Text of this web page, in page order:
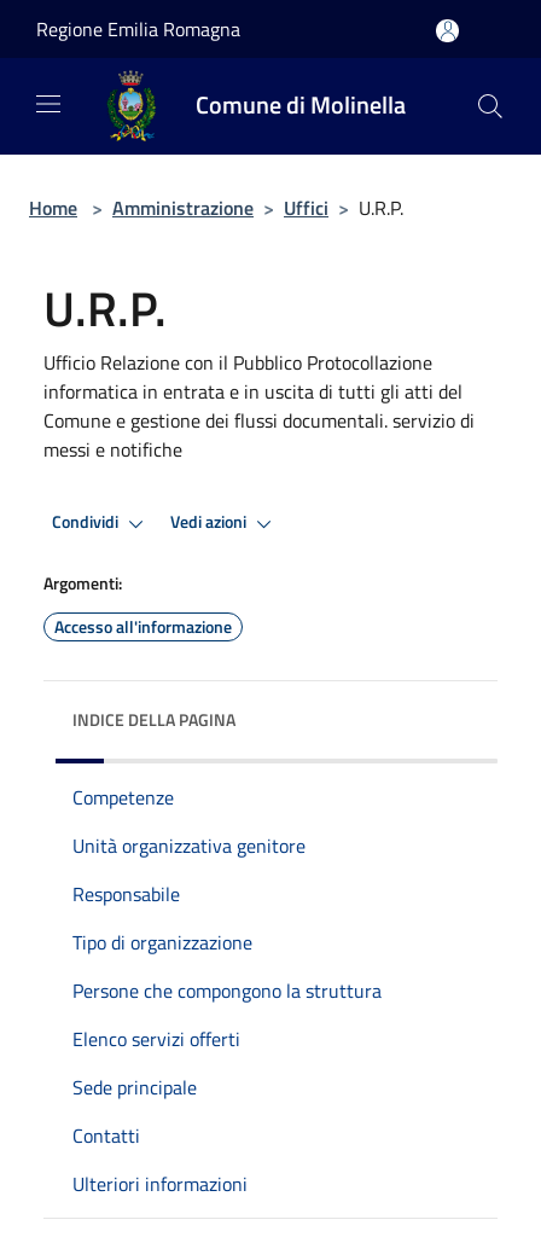
Regione Emilia Romagna
Comune di Molinella
Home > Amministrazione > Uffici > U.R.P.
U.R.P.
Ufficio Relazione con il Pubblico Protocollazione
informatica in entrata e in uscita di tutti gli atti del
Comune e gestione dei flussi documentali. servizio di
messi e notifiche
Condividi Vedi azioni
Argomenti:
Accesso all'informazione
INDICE DELLA PAGINA
Competenze
Unità organizzativa genitore
Responsabile
Tipo di organizzazione
Persone che compongono la struttura
Elenco servizi offerti
Sede principale
Contatti
Ulteriori informazioni